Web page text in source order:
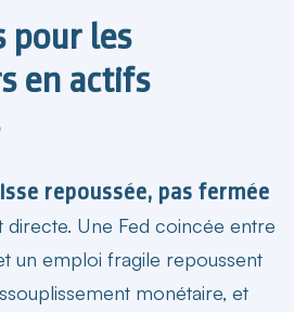
pour les
en actifs
repoussée, pas fermée
Une Fed coincée entre
un emploi fragile repoussent
monétaire, et